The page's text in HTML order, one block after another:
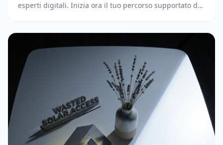
esperti digitali. Inizia ora il tuo percorso supportato dai